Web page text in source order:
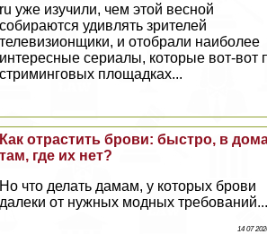
ru уже изучили, чем этой весной
собираются удивлять зрителей
телевизионщики, и отобрали наиболее
интересные сериалы, которые вот-вот
стриминговых площадках...
Как отрастить брови: быстро, в
там, где их нет?
Но что делать дамам, у которых брови
далеки от нужных модных требований...
14 07